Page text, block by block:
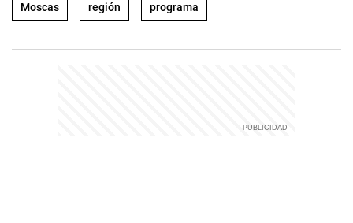
Moscas región programa